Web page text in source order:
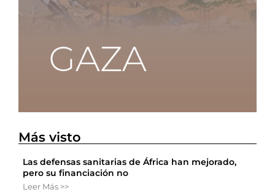
Más visto
Las defensas sanitarias de África han mejorado,
pero su financiación no
Leer Más >>